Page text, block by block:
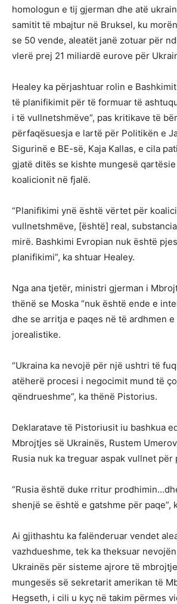
homologun e tij gjerman dhe atë
samitit të mbajtur në Bruksel, ku
se 50 vende, aleatët janë zotuar për
vlerë prej 21 miliardë eurove për
Healey ka përjashtuar rolin e
të planifikimit për të formuar të
i të vullnetshmëve”, pas kritikave të
përfaqësuesja e lartë për Politikën e
Sigurinë e BE-së, Kaja Kallas, e cila
gjatë ditës se kishte mungesë
koalicionit në fjalë.
“Planifikimi ynë është vërtet për
vullnetshmëve, [është] real,
mirë. Bashkimi Evropian nuk është
planifikimi”, ka shtuar Healey.
Nga ana tjetër, ministri gjerman i
thënë se Moska “nuk është ende e
dhe se arritja e paqes në të ardhmen
jorealistike.
“Ukraina ka nevojë për një ushtri të
atëherë procesi i negocimit mund të
qëndrueshme”, ka thënë Pistorius.
Deklaratave të Pistoriusit iu bashkua
Mbrojtjes së Ukrainës, Rustem
Rusia nuk ka treguar aspak vullnet për
“Rusia është duke rritur
shenjë se është e gatshme për paqe”,
Ai gjithashtu ka falënderuar vendet
vazhdueshme, tek ka theksuar
Ukrainës për sisteme ajrore të
mungesës së sekretarit amerikan të
Hegseth, i cili u kyç në takim përmes